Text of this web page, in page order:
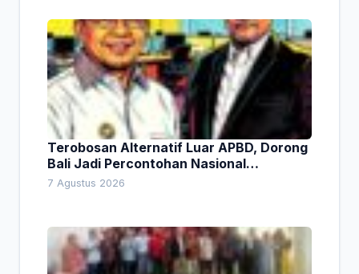
Terobosan Alternatif Luar APBD, Dorong
Bali Jadi Percontohan Nasional
Pembiayaan Daerah
7 Agustus 2026